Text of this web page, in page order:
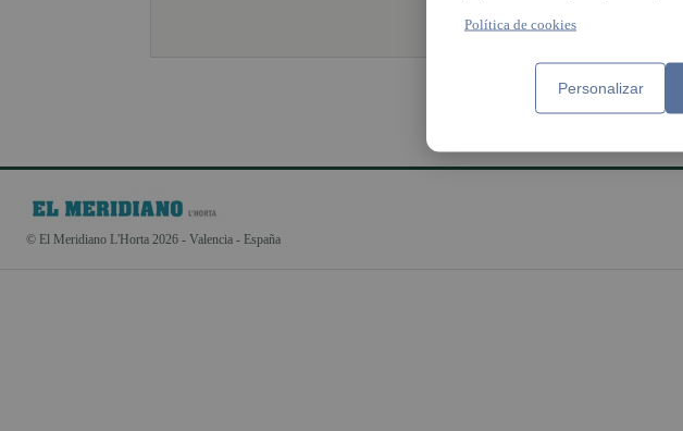
© El Meridiano L'Horta 2026 - Valencia - España
Política de cookies
Personalizar